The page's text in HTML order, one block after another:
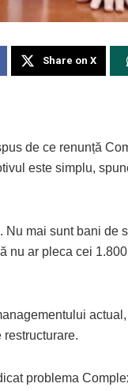
Share on X
de ce renunță
este simplu,
Nu mai sunt bani de
nu ar pleca cei
problema